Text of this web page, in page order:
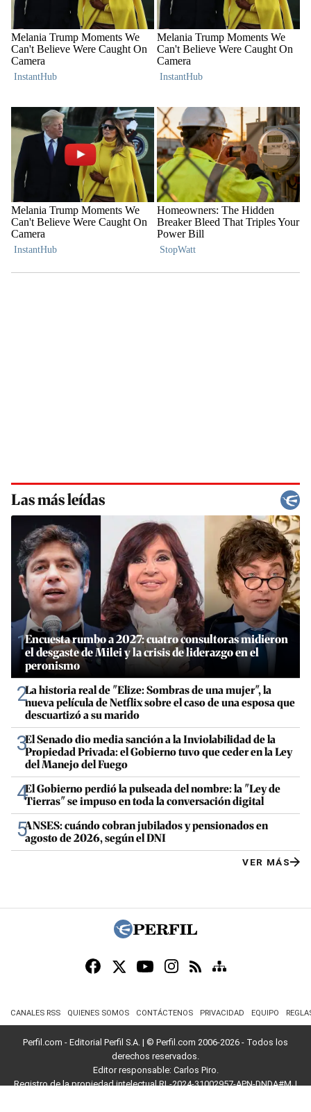
Las más leídas
1Encuesta rumbo a 2027: cuatro consultoras midieron
el desgaste de Milei y la crisis de liderazgo en el
peronismo
2La historia real de "Elize: Sombras de una mujer", la
nueva película de Netflix sobre el caso de una esposa que
descuartizó a su marido
3El Senado dio media sanción a la Inviolabilidad de la
Propiedad Privada: el Gobierno tuvo que ceder en la Ley
del Manejo del Fuego
4El Gobierno perdió la pulseada del nombre: la "Ley de
Tierras" se impuso en toda la conversación digital
5ANSES: cuándo cobran jubilados y pensionados en
agosto de 2026, según el DNI
VER MÁS
CANALES RSS QUIENES SOMOS CONTÁCTENOS PRIVACIDAD EQUIPO
Perfil.com - Editorial Perfil S.A. | © Perfil.com 2006-2026 - Todos los
derechos reservados.
Editor responsable: Carlos Piro.
Registro de la propiedad intelectual RL-2024-31002957-APN-DNDA#MJ